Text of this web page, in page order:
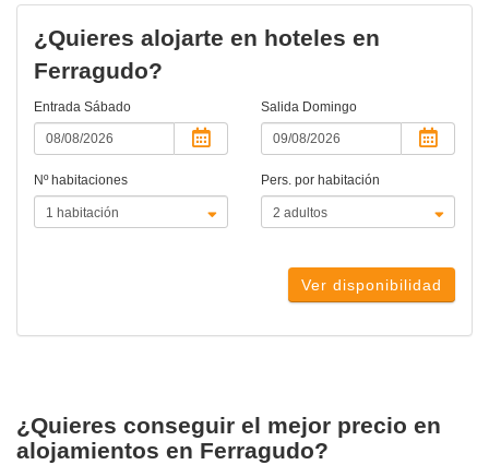
¿Quieres alojarte en hoteles en
Ferragudo?
Entrada Sábado Salida Domingo
Nº habitaciones Pers. por habitación
Ver disponibilidad
¿Quieres conseguir el mejor precio en
alojamientos en Ferragudo?